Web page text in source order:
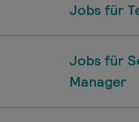
Jobs für
Jobs für
Manager